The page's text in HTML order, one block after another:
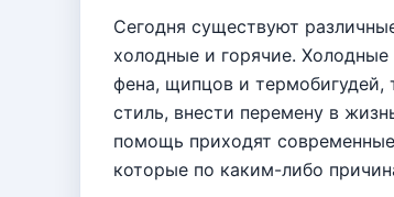
Сегодня существуют
холодные и горячие.
фена, щипцов и термобигудей,
стиль, внести перемену в
помощь приходят
которые по каким-либо